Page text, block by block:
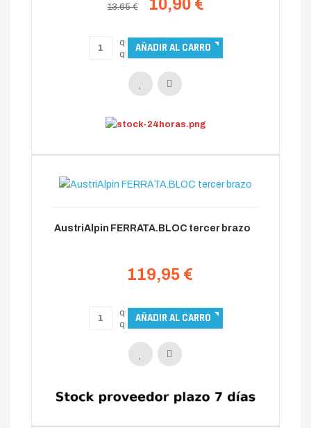
13.65 € 10,90 €
AustriAlpin FERRATA.BLOC tercer brazo
119,95 €